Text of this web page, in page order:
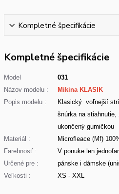
Kompletné špecifikácie
Kompletné špecifikácie
Model
031
Názov modelu :
Mikina KLASIK
Popis modelu :
Klasický voľnejší
šnúrka na
ukončený gumičkou
Materiál :
Microfleace (Mf)
Farebnosť :
V ponuke len
Určené pre :
pánske i dámske
Veľkosti :
XS - XXL